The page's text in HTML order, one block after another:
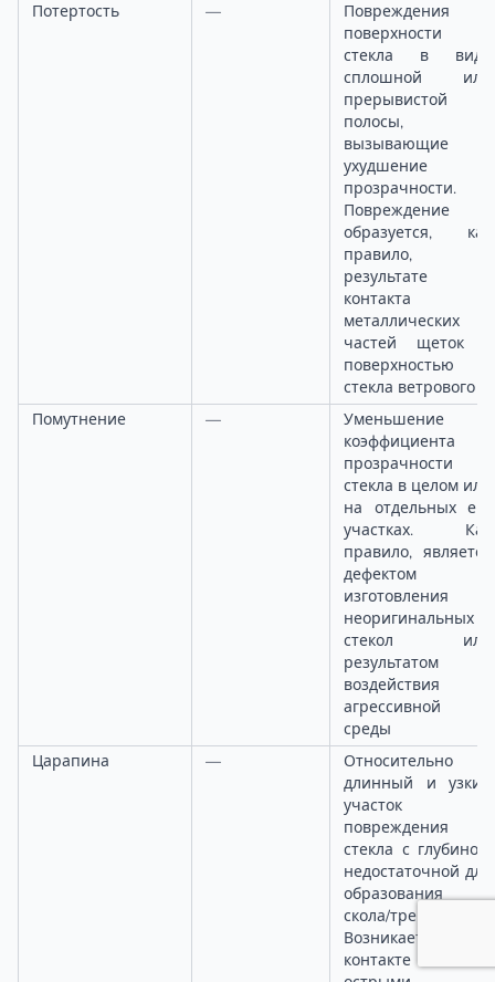
Потертость
—
Повреждения
поверхности
стекла в виде
сплошной или
прерывистой
полосы,
вызывающие
ухудшение
прозрачности.
Повреждение
образуется, как
правило, в
результате
контакта
металлических
частей щеток с
поверхностью
стекла ветрового
Помутнение
—
Уменьшение
коэффициента
прозрачности
стекла в целом или
на отдельных его
участках. Как
правило, является
дефектом
изготовления
неоригинальных
стекол или
результатом
воздействия
агрессивной
среды
Царапина
—
Относительно
длинный и узкий
участок
повреждения
стекла с глубиной,
недостаточной для
образования
скола/трещины.
Возникает при
контакте стекла с